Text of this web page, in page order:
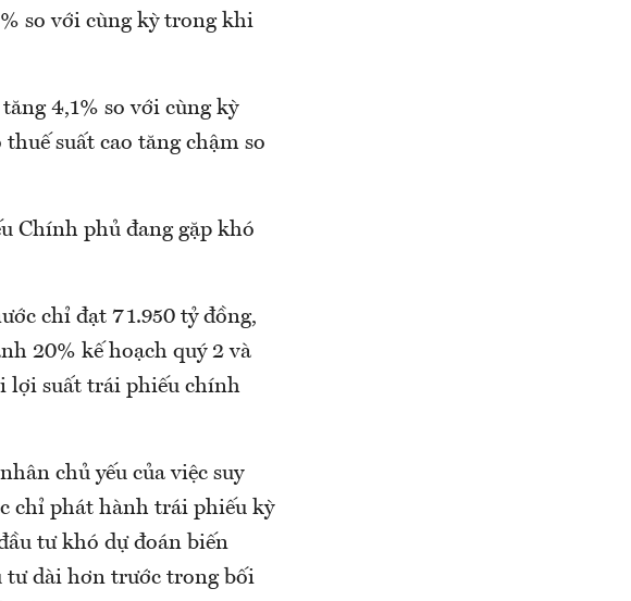
so với cùng kỳ trong khi
4,1% so với cùng kỳ
suất cao tăng chậm so
Chính phủ đang gặp khó
chỉ đạt 71.950 tỷ đồng,
20% kế hoạch quý 2 và
lợi suất trái phiếu chính
chủ yếu của việc suy
chỉ phát hành trái phiếu kỳ
tư khó dự đoán biến
tư dài hơn trước trong bối